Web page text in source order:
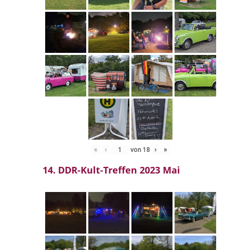
« ‹ von 18 › »
14. DDR-Kult-Treffen 2023 Mai